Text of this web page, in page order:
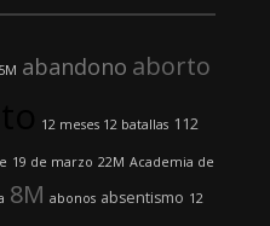
abandono aborto
12 meses 12 batallas 112
19 de marzo 22M Academia de
8M abonos absentismo 12